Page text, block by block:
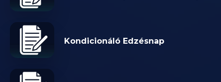
Kondicionáló Edzésnap